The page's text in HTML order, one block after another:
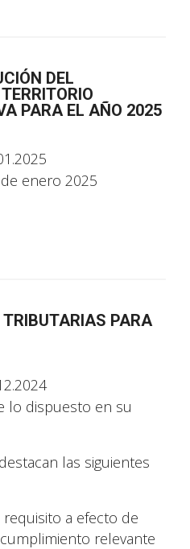
DEL
PARA EL AÑO 2025
enero 2025
PARA
lo dispuesto en su
las siguientes
a efecto de
relevante